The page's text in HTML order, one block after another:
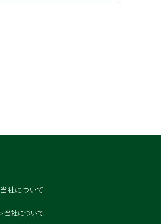
当社について
当社について